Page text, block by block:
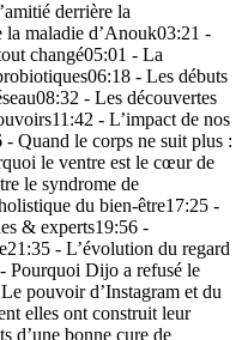
derrière la
maladie d’Anouk03:21 -
changé05:01 - La
- Les débuts
- Les découvertes
- L’impact de nos
Quand le corps ne suit plus :
le ventre est le cœur de
le syndrome de
du bien-être17:25 -
& experts19:56 -
- L’évolution du regard
Pourquoi Dijo a refusé le
pouvoir d’Instagram et du
elles ont construit leur
d’une bonne cure de